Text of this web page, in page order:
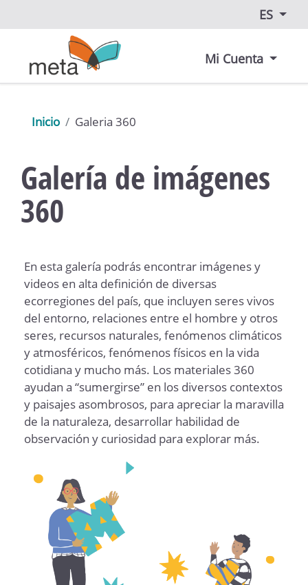
ES
Mi Cuenta
Inicio Galeria 360
Galería de imágenes
360
En esta galería podrás encontrar imágenes y
videos en alta definición de diversas
ecorregiones del país, que incluyen seres vivos
del entorno, relaciones entre el hombre y otros
seres, recursos naturales, fenómenos climáticos
y atmosféricos, fenómenos físicos en la vida
cotidiana y mucho más. Los materiales 360
ayudan a “sumergirse” en los diversos contextos
y paisajes asombrosos, para apreciar la maravilla
de la naturaleza, desarrollar habilidad de
observación y curiosidad para explorar más.